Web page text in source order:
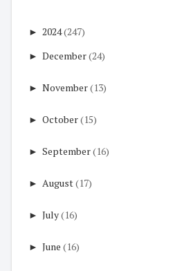
► 2024(247)
► December(24)
► November(13)
► October(15)
► September(16)
► August(17)
► July(16)
► June (16)